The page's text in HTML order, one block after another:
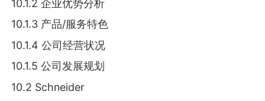
10.1.2 企业优势分析
10.1.3 产品/服务特色
10.1.4 公司经营状况
10.1.5 公司发展规划
10.2 Schneider